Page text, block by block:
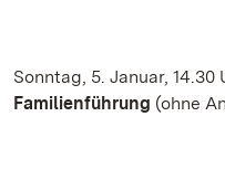
Sonntag, 5. Januar, 14.30
Familienführung (ohne